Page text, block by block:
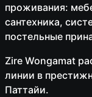
проживания:
сантехника,
постельные
Zire Wongamat
линии в
Паттайи.